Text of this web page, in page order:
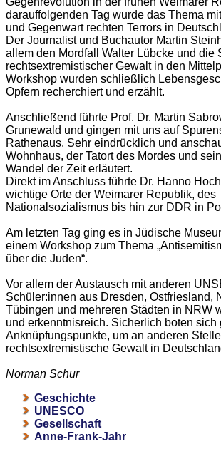
darauffolgenden Tag wurde das Thema
und Gegenwart rechten Terrors in
Der Journalist und Buchautor Martin
allem den Mordfall Walter Lübcke und die
rechtsextremistischer Gewalt in den
Workshop wurden schließlich
Opfern recherchiert und erzählt.
Anschließend führte Prof. Dr. Martin
Grunewald und gingen mit uns auf
Rathenaus. Sehr eindrücklich und
Wohnhaus, der Tatort des Mordes und
Wandel der Zeit erläutert.
Direkt im Anschluss führte Dr. Hanno
wichtige Orte der Weimarer Republik, des
Nationalsozialismus bis hin zur DDR in
Am letzten Tag ging es in Jüdische
einem Workshop zum Thema
über die Juden“.
Vor allem der Austausch mit anderen
Schüler:innen aus Dresden, Ostfriesland,
Tübingen und mehreren Städten in NRW
und erkenntnisreich. Sicherlich boten sich
Anknüpfungspunkte, um an anderen
rechtsextremistische Gewalt in
Norman Schur
Geschichte
UNESCO
Gesellschaft
Anne-Frank-Jahr